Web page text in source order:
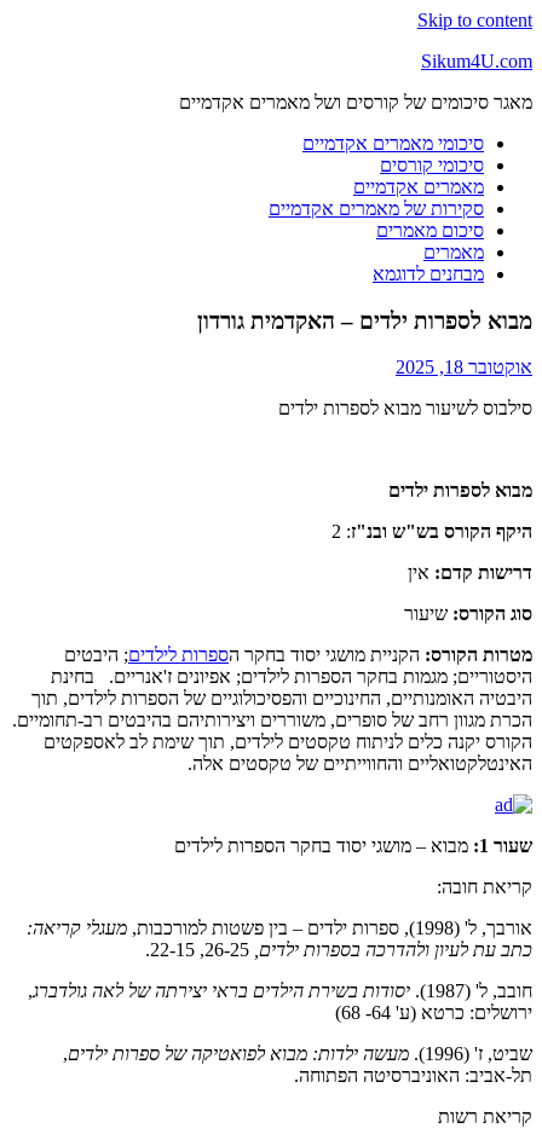
Skip to content
Sikum4U.com
מאגר סיכומים של קורסים ושל מאמרים אקדמיים
סיכומי מאמרים אקדמיים
סיכומי קורסים
מאמרים אקדמיים
סקירות של מאמרים אקדמיים
סיכום מאמרים
מאמרים
מבחנים לדוגמא
מבוא לספרות ילדים – האקדמית גורדון
אוקטובר 18, 2025
סילבוס לשיעור מבוא לספרות ילדים
מבוא לספרות ילדים
היקף הקורס בש"ש ובנ"ז: 2
דרישות קדם: אין
סוג הקורס: שיעור
מטרות הקורס: הקניית מושגי יסוד בחקר הספרות לילדים; היבטים
היסטוריים; מגמות בחקר הספרות לילדים; אפיונים ז'אנריים. בחינת
היבטיה האומנותיים, החינוכיים והפסיכולוגיים של הספרות לילדים, תוך
הכרת מגוון רחב של סופרים, משוררים ויצירותיהם בהיבטים רב-תחומיים.
הקורס יקנה כלים לניתוח טקסטים לילדים, תוך שימת לב לאספקטים
האינטלקטואליים והחווייתיים של טקסטים אלה.
שעור 1:
מבוא – מושגי יסוד בחקר הספרות לילדים
קריאת חובה:
אורבך, ל' (1998), ספרות ילדים – בין פשטות למורכבות,
מעגלי קריאה:
כתב עת לעיון ולהדרכה בספרות ילדים,
חובב, ל' (1987).
יסודות בשירת הילדים בראי יצירתה של לאה גולדברג,
ירושלים: כרטא (ע' 64- 68)
שביט, ז' (1996).
מעשה ילדות: מבוא לפואטיקה של ספרות ילדים,
תל-אביב: האוניברסיטה הפתוחה.
קריאת רשות